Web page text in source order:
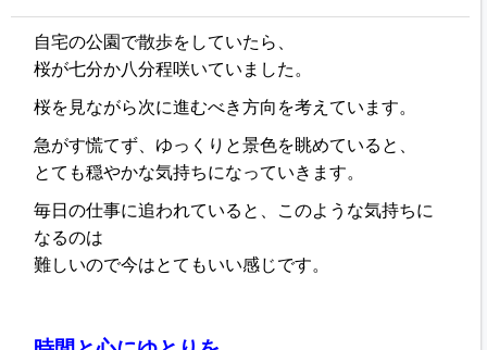
自宅の公園で散歩をしていたら、
桜が七分か八分程咲いていました。
桜を見ながら次に進むべき方向を考えています。
急がす慌てず、ゆっくりと景色を眺めていると、
とても穏やかな気持ちになっていきます。
毎日の仕事に追われていると、このような気持ちに
なるのは
難しいので今はとてもいい感じです。